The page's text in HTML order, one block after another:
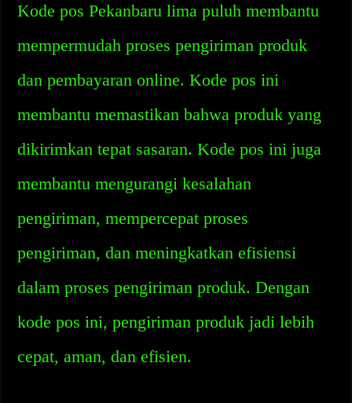
Kode pos Pekanbaru lima puluh membantu
mempermudah proses pengiriman produk
dan pembayaran online. Kode pos ini
membantu memastikan bahwa produk yang
dikirimkan tepat sasaran. Kode pos ini juga
membantu mengurangi kesalahan
pengiriman, mempercepat proses
pengiriman, dan meningkatkan efisiensi
dalam proses pengiriman produk. Dengan
kode pos ini, pengiriman produk jadi lebih
cepat, aman, dan efisien.